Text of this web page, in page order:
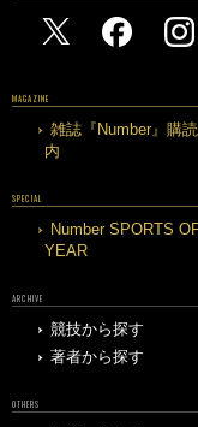
MAGAZINE
雑誌『Number』購
内
SPECIAL
Number SPORTS
YEAR
ARCHIVE
競技から探す
著者から探す
OTHERS